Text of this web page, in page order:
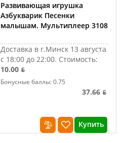
Развивающая игрушка
Азбукварик Песенки
малышам. Мультиплеер 3108
Доставка в г.Минск 13 августа
с 18:00 до 22:00. Стоимость:
10.00 ƃ
Бонусные баллы: 0.75
37.66 ƃ
Купить